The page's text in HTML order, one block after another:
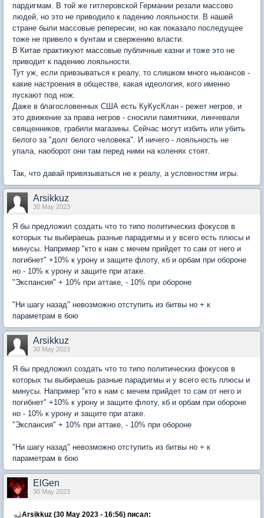
пардигмам. В той же гитлеровской Германии резали массово
людей, но это не приводило к падению лояльности. В нашей
стране были массовые репересии, но как показало последущее
тоже не привело к бунтам и свержению власти.
В Китае практикуют массовые публичные казни и тоже это не
приводит к падению лояльности.
Тут уж, если привзываться к реалу, то слишком много ньюансов -
какие настроения в обществе, какая идеология, кого именно
пускают под нож.
Даже в благословенных США есть КуКусКлан - режет негров, и
это движение за права негров - сносили памятники, линчевали
священников, грабили магазины. Сейчас могут избить или убить
белого за "долг белого человека". И ничего - лояльность не
упала, наоборот они там перед ними на коленях стоят.
Так, что давай привязываться не к реалу, а условностям игры.
Arsikkuz
30 May 2023
Я бы предложил создать что то типо политическиз фокусов в
которых ты выбираешь разные парадигмы и у всего есть плюсы и
минусы. Например "кто к нам с мечем прийдет то сам от него и
погибнет" +10% к урону и защите флоту, кб и орбам при обороне
но - 10% к урону и защите при атаке.
"Экспансия" + 10% при аттаке, - 10% при обороне
"Ни шагу назад" невозможно отступить из битвы но + к
параметрам в бою
Arsikkuz
30 May 2023
Я бы предложил создать что то типо политическиз фокусов в
которых ты выбираешь разные парадигмы и у всего есть плюсы и
минусы. Например "кто к нам с мечем прийдет то сам от него и
погибнет" +10% к урону и защите флоту, кб и орбам при обороне
но - 10% к урону и защите при атаке.
"Экспансия" + 10% при аттаке, - 10% при обороне
"Ни шагу назад" невозможно отступить из битвы но + к
параметрам в бою
ElGen
30 May 2023
Arsikkuz (30 May 2023 - 16:56) писал: